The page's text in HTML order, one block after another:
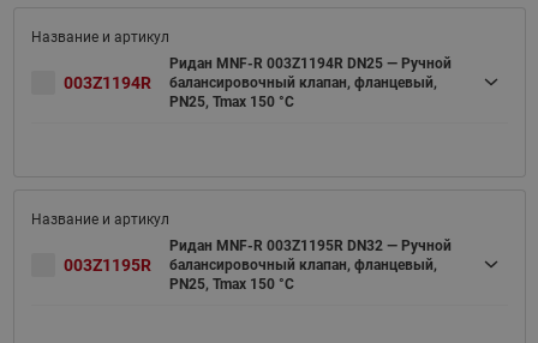
003Z1194R
Ридан MNF-R 003Z1194R DN25 — Ручной
балансировочный клапан, фланцевый,
PN25, Tmax 150 °C
003Z1195R
Ридан MNF-R 003Z1195R DN32 — Ручной
балансировочный клапан, фланцевый,
PN25, Tmax 150 °C